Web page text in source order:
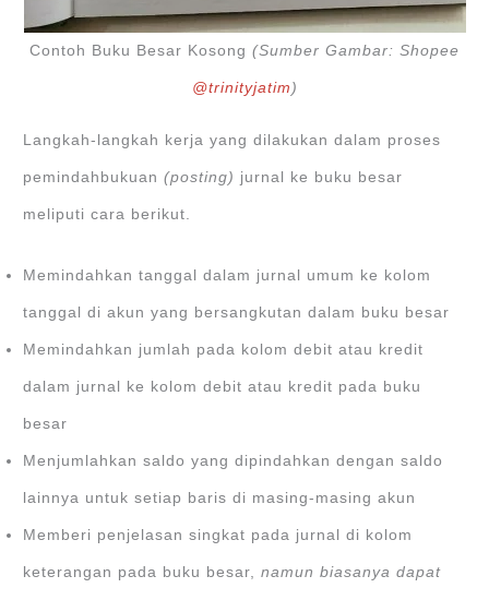
Contoh Buku Besar Kosong (Sumber Gambar: Shopee
@trinityjatim )
Langkah-langkah kerja yang dilakukan dalam proses
pemindahbukuan (posting) jurnal ke buku besar
meliputi cara berikut.
Memindahkan tanggal dalam jurnal umum ke kolom
tanggal di akun yang bersangkutan dalam buku besar
Memindahkan jumlah pada kolom debit atau kredit
dalam jurnal ke kolom debit atau kredit pada buku
besar
Menjumlahkan saldo yang dipindahkan dengan saldo
lainnya untuk setiap baris di masing-masing akun
Memberi penjelasan singkat pada jurnal di kolom
keterangan pada buku besar,namun biasanya dapat